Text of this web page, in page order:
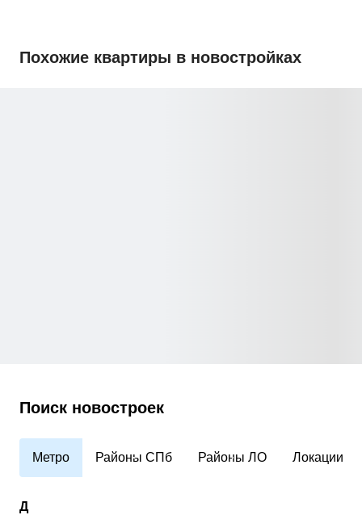
Похожие квартиры в новостройках
Поиск новостроек
Метро Районы СПб Районы ЛО Локации
Д